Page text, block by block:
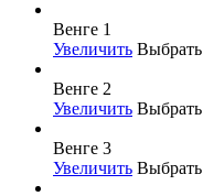
Венге 1
Увеличить Выбрать
Венге 2
Увеличить Выбрать
Венге 3
Увеличить Выбрать